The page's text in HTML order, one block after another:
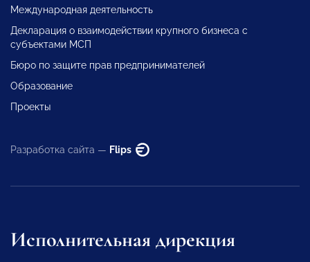
Международная деятельность
Декларация о взаимодействии крупного бизнеса с
субъектами МСП
Бюро по защите прав предпринимателей
Образование
Проекты
Разработка сайта — Flips
Исполнительная дирекция